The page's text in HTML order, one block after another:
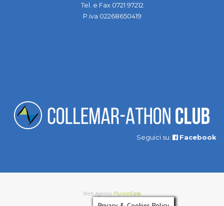
Tel. e Fax 0721 97212
P.iva 02268650419
Seguici su: Facebook
Web Agency PluraleCom